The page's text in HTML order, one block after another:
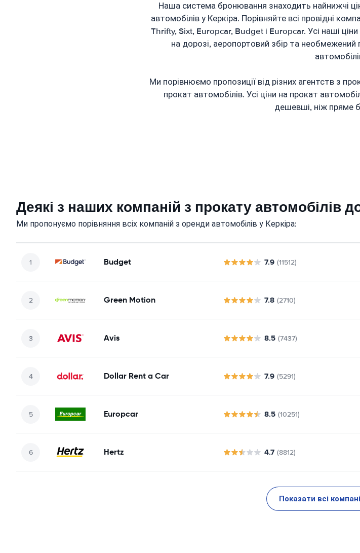
Наша система бронювання знаходить найнижчі
автомобілів у Керкіра. Порівняйте всі провідні
Thrifty, Sixt, Europcar, Budget і Europcar. Усі наші
на дорозі, аеропортовий збір та необмежений
Ми порівнюємо пропозиції від різних агентств з
прокат автомобілів. Усі ціни на прокат
дешевші, ніж пряме
Деякі з наших компаній з прокату автомобілів
Ми пропонуємо порівняння всіх компаній з оренди автомобілів у Керкіра:
Budget 7.9 (11512)
Green Motion 7.8 (2710)
Avis 8.5 (7437)
Dollar Rent a Car 7.9 (5291)
Europcar 8.5 (10251)
Hertz 4.7 (8812)
Показати всі